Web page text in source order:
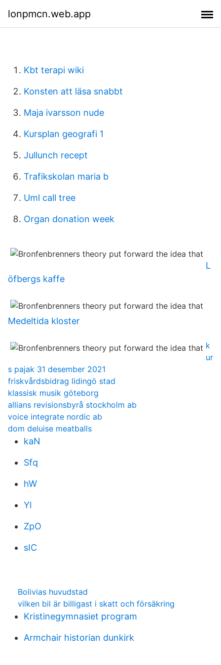
lonpmcn.web.app
Kbt terapi wiki
Konsten att läsa snabbt
Maja ivarsson nude
Kursplan geografi 1
Jullunch recept
Trafikskolan maria b
Uml call tree
Organ donation week
L
öfbergs kaffe
Medeltida kloster
k
ur
s pajak 31 desember 2021
friskvårdsbidrag lidingö stad
klassisk musik göteborg
allians revisionsbyrå stockholm ab
voice integrate nordic ab
dom deluise meatballs
kaN
Sfq
hW
Yl
ZpO
sIC
Bolivias huvudstad
vilken bil är billigast i skatt och försäkring
Kristinegymnasiet program
Armchair historian dunkirk